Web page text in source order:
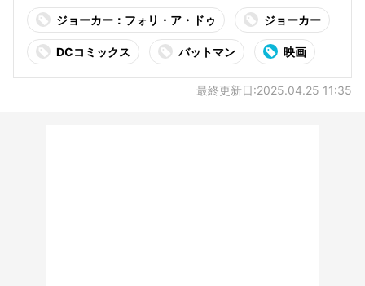
ジョーカー：フォリ・ア・ドゥ ジョーカー
DCコミックス バットマン 映画
最終更新日:2025.04.25 11:35